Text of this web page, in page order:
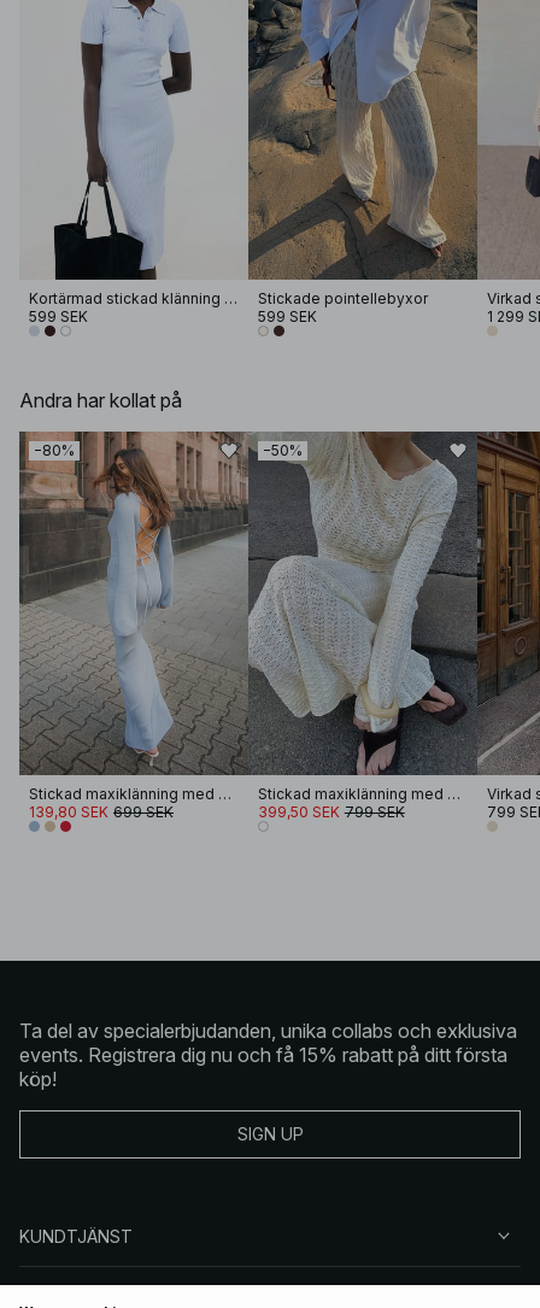
Kortärmad stickad klänning med knappar
599 SEK
Stickade pointellebyxor
599 SEK
1 299
Andra har kollat på
−80%
Stickad maxiklänning med spetsdetalj och öppen rygg
139,80 SEK 699 SEK
−50%
Stickad maxiklänning med djup rygg
399,50 SEK 799 SEK
Virkad
799
Ta del av specialerbjudanden, unika collabs och exklusiva
events. Registrera dig nu och få 15% rabatt på ditt första
köp!
SIGN UP
KUNDTJÄNST